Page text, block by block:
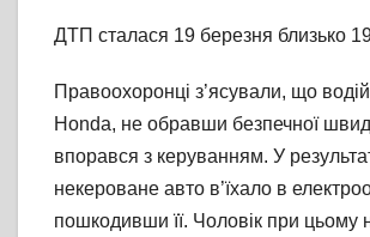
ДТП сталася 19 березня близько
Правоохоронці з’ясували, що
Honda, не обравши безпечної
впорався з керуванням. У
некероване авто в’їхало в
пошкодивши її. Чоловік при цьому